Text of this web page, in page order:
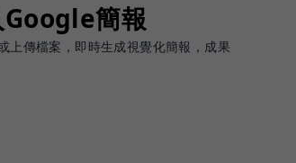
Google簡報
傳檔案，即時生成視覺化簡報，成果